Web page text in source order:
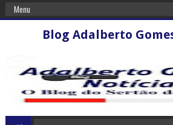
Blog Adalberto